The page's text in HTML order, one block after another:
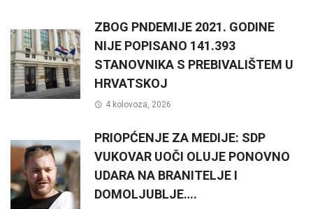
ZBOG PNDEMIJE 2021. GODINE
NIJE POPISANO 141.393
STANOVNIKA S PREBIVALIŠTEM U
HRVATSKOJ
4 kolovoza, 2026
PRIOPĆENJE ZA MEDIJE: SDP
VUKOVAR UOČI OLUJE PONOVNO
UDARA NA BRANITELJE I
DOMOLJUBLJE….